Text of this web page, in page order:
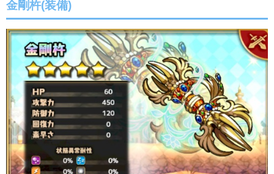
金剛杵(装備)